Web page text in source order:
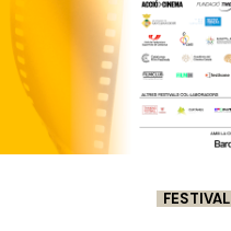
FESTIVAL